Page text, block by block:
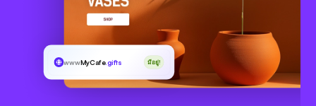
wwwMyCafe.gifts มีอยู่!